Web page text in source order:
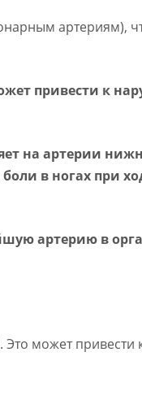
артериям),
привести к
на артерии
в ногах при
артерию в
может